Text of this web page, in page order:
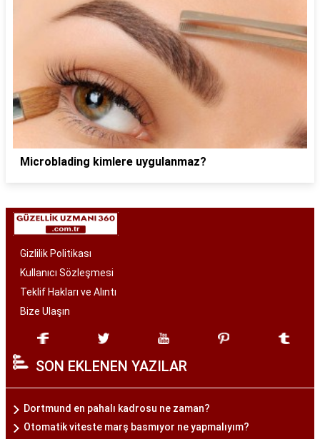
Microblading kimlere uygulanmaz?
Gizlilik Politikası
Kullanıcı Sözleşmesi
Teklif Hakları ve Alıntı
Bize Ulaşın
SON EKLENEN YAZILAR
Dortmund en pahalı kadrosu ne zaman?
Otomatik viteste marş basmıyor ne yapmalıyım?